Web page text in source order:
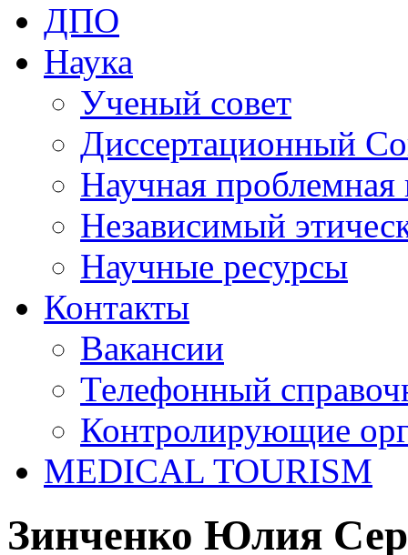
ДПО
Наука
Ученый совет
Диссертационный
Научная проблемная
Независимый
Научные ресурсы
Контакты
Вакансии
Телефонный
Контролирующие
MEDICAL TOURISM
Зинченко Юлия